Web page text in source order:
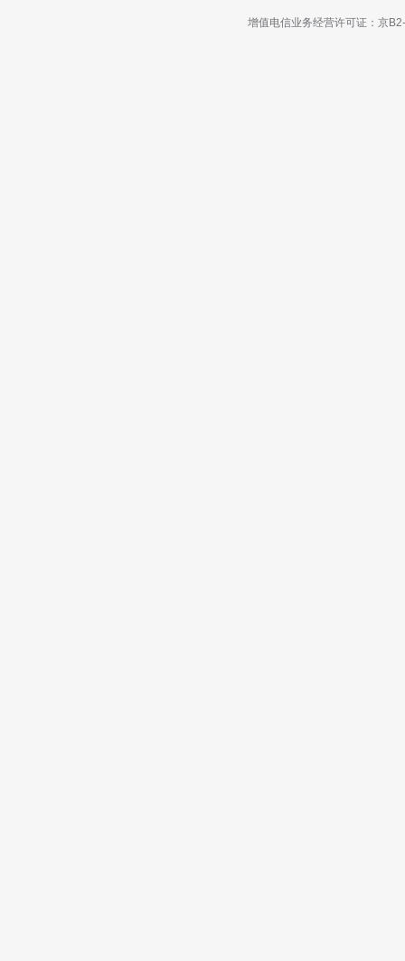
增值电信业务经营许可证：京